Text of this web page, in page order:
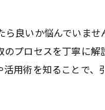
良いか悩んでいま
プロセスを丁寧に
用術を知ることで